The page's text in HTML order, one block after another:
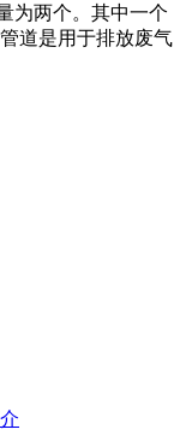
为两个。其中一个
道是用于排放废气